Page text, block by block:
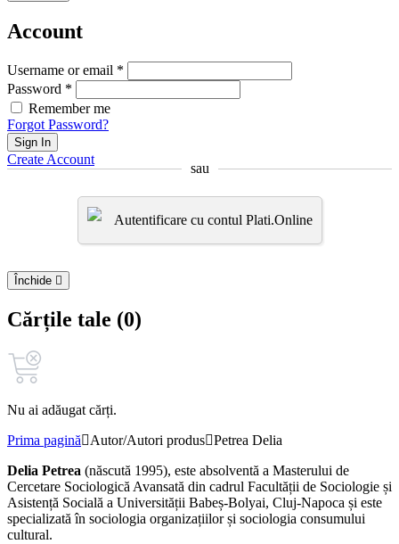
Account
Username or email *
Password *
Remember me
Forgot Password?
Sign In
Create Account
sau
Autentificare cu contul Plati.Online
Închide
Cărțile tale (0)
Nu ai adăugat cărți.
Prima pagină
Autor/Autori produs Petrea Delia
Delia Petrea (născută 1995), este absolventă a Masterului de
Cercetare Sociologică Avansată din cadrul Facultății de Sociologie și
Asistență Socială a Universității Babeș-Bolyai, Cluj-Napoca și este
specializată în sociologia organizațiilor și sociologia consumului
cultural.